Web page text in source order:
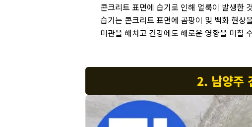
콘크리트 표면에 습기로 인해 얼룩이 발생한
습기는 콘크리트 표면에 곰팡이 및 백화 현상
미관을 해치고 건강에도 해로운 영향을 미칠
2. 남양주